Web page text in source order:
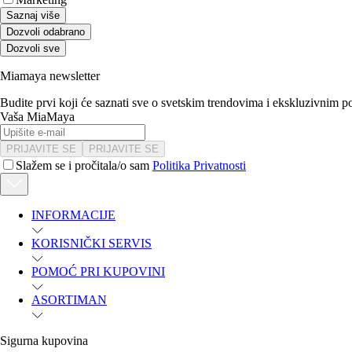
Saznaj više
Dozvoli odabrano
Dozvoli sve
Miamaya newsletter
Budite prvi koji će saznati sve o svetskim trendovima i ekskluzivnim
Vaša MiaMaya
PRIJAVITE SE PRIJAVITE SE
Slažem se i pročitala/o sam Politika Privatnosti
INFORMACIJE
KORISNIČKI SERVIS
POMOĆ PRI KUPOVINI
ASORTIMAN
Sigurna kupovina